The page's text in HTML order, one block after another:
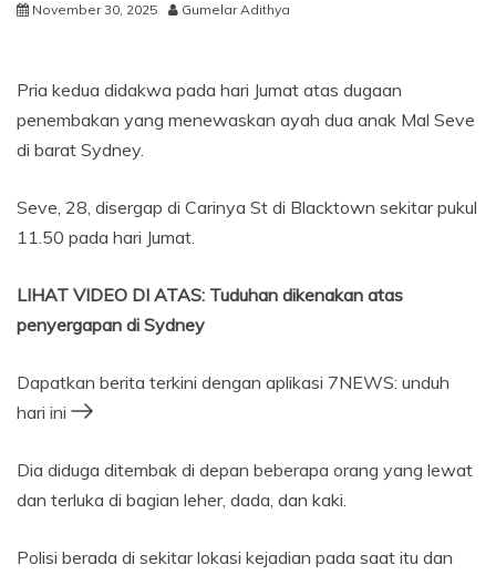
November 30, 2025 Gumelar Adithya
Pria kedua didakwa pada hari Jumat atas dugaan
penembakan yang menewaskan ayah dua anak Mal Seve
di barat Sydney.
Seve, 28, disergap di Carinya St di Blacktown sekitar pukul
11.50 pada hari Jumat.
LIHAT VIDEO DI ATAS: Tuduhan dikenakan atas
penyergapan di Sydney
Dapatkan berita terkini dengan aplikasi 7NEWS: unduh
hari ini
Dia diduga ditembak di depan beberapa orang yang lewat
dan terluka di bagian leher, dada, dan kaki.
Polisi berada di sekitar lokasi kejadian pada saat itu dan